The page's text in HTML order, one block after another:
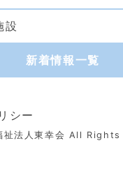
設
新着情報一覧
シー
法人東幸会 All Rights